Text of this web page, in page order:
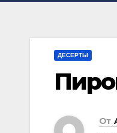
ДЕСЕРТЫ
От